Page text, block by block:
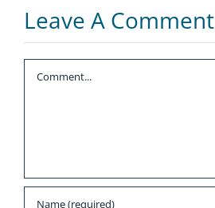
Leave A Comment